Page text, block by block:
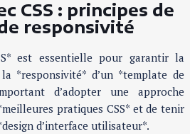
CSS : principes de
responsivité
est essentielle pour garantir la
*responsivité* d’un *template de
d’adopter une approche
pratiques CSS* et de tenir
d’interface utilisateur*.